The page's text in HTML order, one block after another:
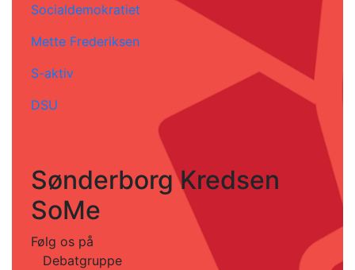
Socialdemokratiet
Mette Frederiksen
S-aktiv
DSU
Sønderborg Kredsen
SoMe
Følg os på
Debatgruppe